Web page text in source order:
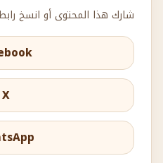
شارك هذا المحتوى أو انسخ
X